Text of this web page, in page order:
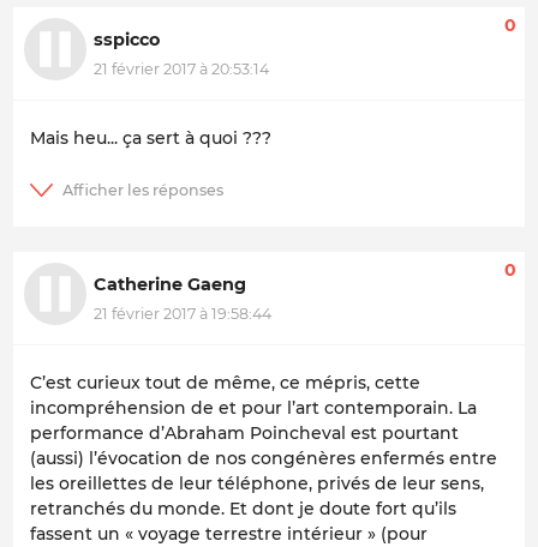
sspicco
21 février 2017 à 20:53:14
0
Mais heu... ça sert à quoi ???
Catherine Gaeng
21 février 2017 à 19:58:44
0
C’est curieux tout de même, ce mépris, cette
incompréhension de et pour l’art contemporain. La
performance d’Abraham Poincheval est pourtant
(aussi) l’évocation de nos congénères enfermés entre
les oreillettes de leur téléphone, privés de leur sens,
retranchés du monde. Et dont je doute fort qu’ils
fassent un « voyage terrestre intérieur » (pour